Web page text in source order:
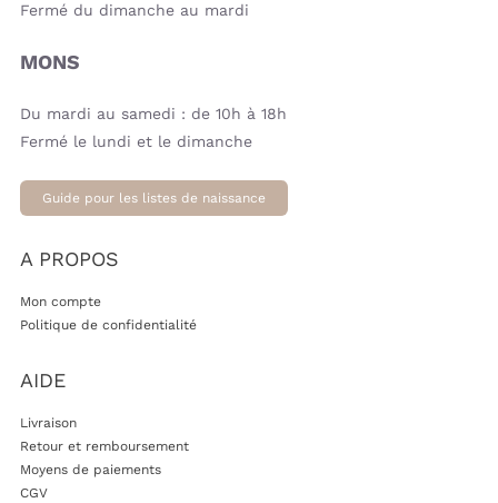
Fermé du dimanche au mardi
MONS
Du mardi au samedi : de 10h à 18h
Fermé le lundi et le dimanche
Guide pour les listes de naissance
A PROPOS
Mon compte
Politique de confidentialité
AIDE
Livraison
Retour et remboursement
Moyens de paiements
CGV